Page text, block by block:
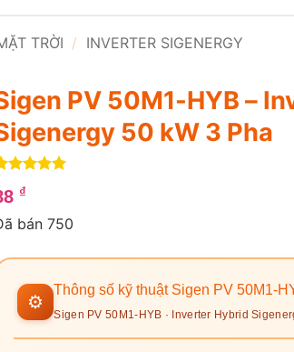
TRỜI / INVERTER SIGENERGY
PV 50M1-HYB –
50 kW 3 Pha
trên 5
trên
₫
bán 750
⚙
Thông số kỹ thuật Sigen PV 50M1-
Sigen PV 50M1-HYB · Inverter Hybrid